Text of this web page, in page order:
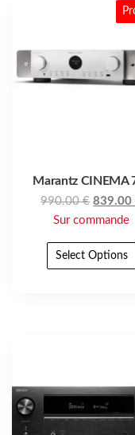
Marantz CINEMA
990.00€ 839.00
Sur commande
Select Options